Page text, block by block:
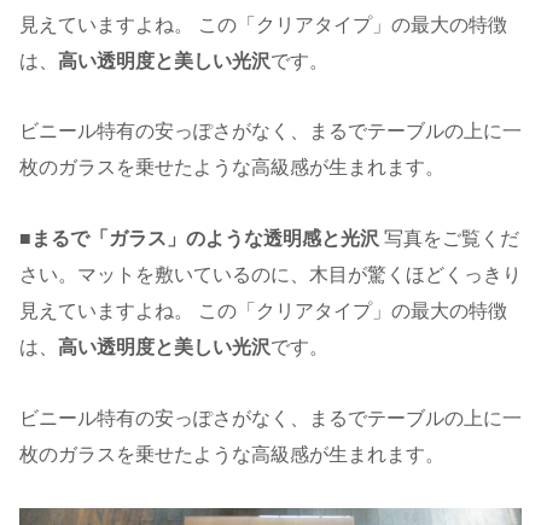
見えていますよね。 この「クリアタイプ」の最大の特徴
は、 高い透明度と美しい光沢です。
ビニール特有の安っぽさがなく、まるでテーブルの上に一
枚のガラスを乗せたような高級感が生まれます。
■まるで「ガラス」のような透明感と光沢 写真をご覧くだ
さい。マットを敷いているのに、木目が驚くほどくっきり
見えていますよね。 この「クリアタイプ」の最大の特徴
は、 高い透明度と美しい光沢です。
ビニール特有の安っぽさがなく、まるでテーブルの上に一
枚のガラスを乗せたような高級感が生まれます。